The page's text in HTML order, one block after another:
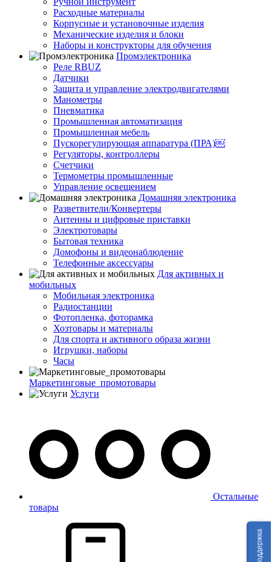
Расходные материалы
Корпусные и установочные изделия
Механические изделия и блоки
Наборы и конструкторы для обучения
Промэлектроника
Реле RBUZ
Датчики
Защита и управление электродвигателями
Манометры
Пневматика
Промышленная автоматизация
Промышленная мебель
Пускорегулирующая аппаратура (ПРА)￼
Регуляторы, контроллеры
Счетчики
Термометры промышленные
Управление освещением
Домашняя электроника
Разветвители/Конвертеры
Антенны и цифровые приставки
Электротовары
Бытовая техника
Домофоны и видеонаблюдение
Телефонные аксессуары
Для активных и
мобильных
Мобильная электроника
Радиостанции
Фотопленка, фоторамка
Хозтовары и материалы
Для спорта и активного образа жизни
Игрушки, наборы
Часы
Маркетинговые_промотовары
Услуги
Остальные
товары